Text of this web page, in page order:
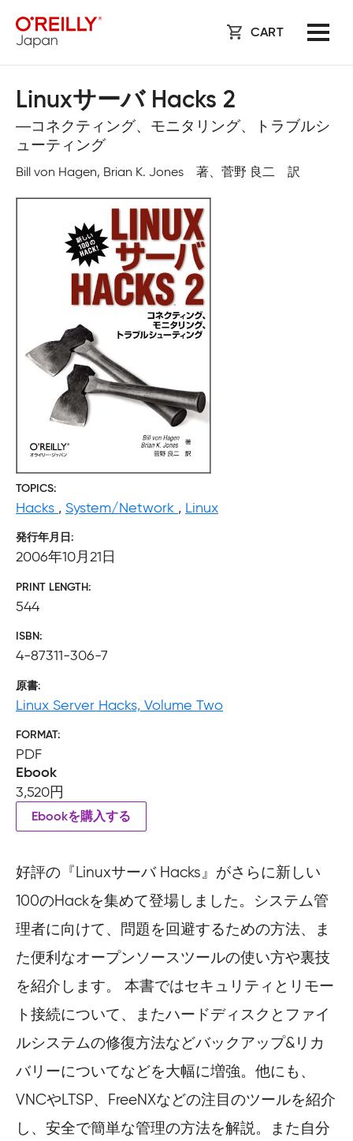
CART
Linuxサーバ Hacks 2
―コネクティング、モニタリング、トラブルシ
ューティング
Bill von Hagen, Brian K. Jones 著、菅野 良二 訳
TOPICS
Hacks , System/Network , Linux
発行年月日
2006年10月21日
PRINT LENGTH
544
ISBN
4-87311-306-7
原書
Linux Server Hacks, Volume Two
FORMAT
PDF
Ebook
3,520円
Ebookを購入する
好評の『Linuxサーバ Hacks』がさらに新しい
100のHackを集めて登場しました。システム管
理者に向けて、問題を回避するための方法、ま
た便利なオープンソースツールの使い方や裏技
を紹介します。 本書ではセキュリティとリモー
ト接続について、またハードディスクとファイ
ルシステムの修復方法などバックアップ&リカ
バリーについてなどを大幅に増強。他にも、
VNCやLTSP、FreeNXなどの注目のツールを紹介
し、安全で簡単な管理の方法を解説。また自分